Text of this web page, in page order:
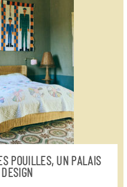
POUILLES, UN PALAIS